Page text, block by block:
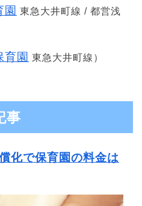
園 東急大井町線 / 都営浅
育園 東急大井町線）
事
化で保育園の料金は